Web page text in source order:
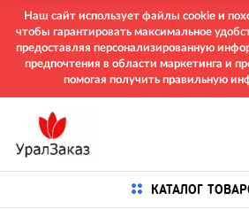
Наш сайт использует файлы cookie и
чтобы гарантировать максимальное
предоставляя персонализированную
предпочтения в области маркетинга и
помогая получить правильную
КАТАЛОГ